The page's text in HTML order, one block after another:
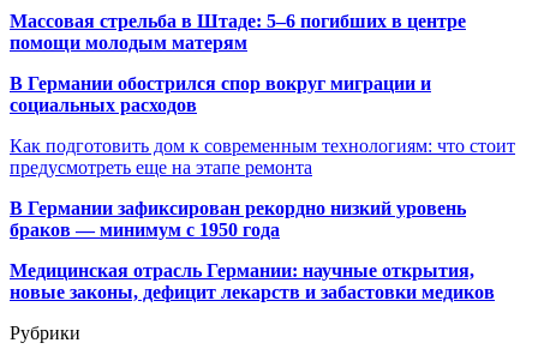
Массовая стрельба в Штаде: 5–6 погибших в центре
помощи молодым матерям
В Германии обострился спор вокруг миграции и
социальных расходов
Как подготовить дом к современным технологиям: что стоит
предусмотреть еще на этапе ремонта
В Германии зафиксирован рекордно низкий уровень
браков — минимум с 1950 года
Медицинская отрасль Германии: научные открытия,
новые законы, дефицит лекарств и забастовки медиков
Рубрики